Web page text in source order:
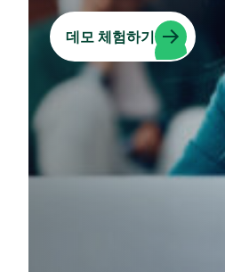
데모 체험하기